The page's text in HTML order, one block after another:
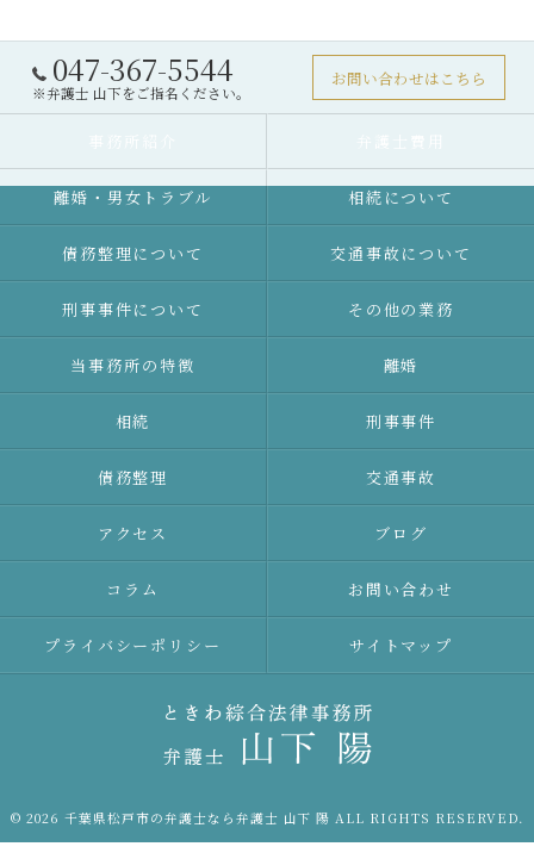
047-367-5544
※弁護士 山下をご指名ください。
お問い合わせはこちら
離婚・男女トラブル 相続について
債務整理について 交通事故について
刑事事件について その他の業務
当事務所の特徴 離婚
相続 刑事事件
債務整理 交通事故
アクセス ブログ
コラム お問い合わせ
プライバシーポリシー サイトマップ
© 2026 千葉県松戸市の弁護士なら弁護士 山下 陽 ALL RIGHTS RESERVED.